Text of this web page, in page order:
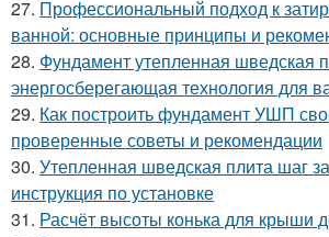
27. Профессиональный подход к
ванной: основные принципы и
28. Фундамент утепленная шведская
энергосберегающая технология для
29. Как построить фундамент УШП
проверенные советы и рекомендации
30. Утепленная шведская плита шаг
инструкция по установке
31. Расчёт высоты конька для крыши